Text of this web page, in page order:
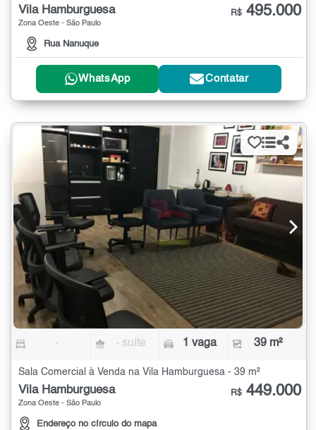
Vila Hamburguesa
Zona Oeste - São Paulo
Rua Nanuque
R$ 495.000
WhatsApp Contatar
- - suíte 1 vaga 39 m²
Sala Comercial à Venda na Vila Hamburguesa - 39 m²
Vila Hamburguesa
Zona Oeste - São Paulo
Endereço no círculo do mapa
R$ 449.000